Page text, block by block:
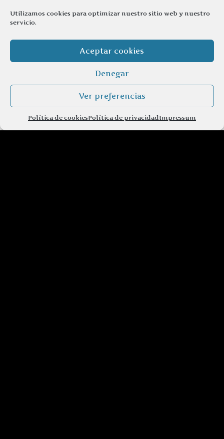
Utilizamos cookies para optimizar nuestro sitio web y nuestro
servicio.
Aceptar cookies
Denegar
Ver preferencias
Política de cookiesPolítica de privacidadImpressum